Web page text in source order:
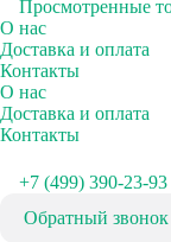
Просмотренные
О нас
Доставка и оплата
Контакты
О нас
Доставка и оплата
Контакты
+7 (499) 390-23-93
Обратный звонок